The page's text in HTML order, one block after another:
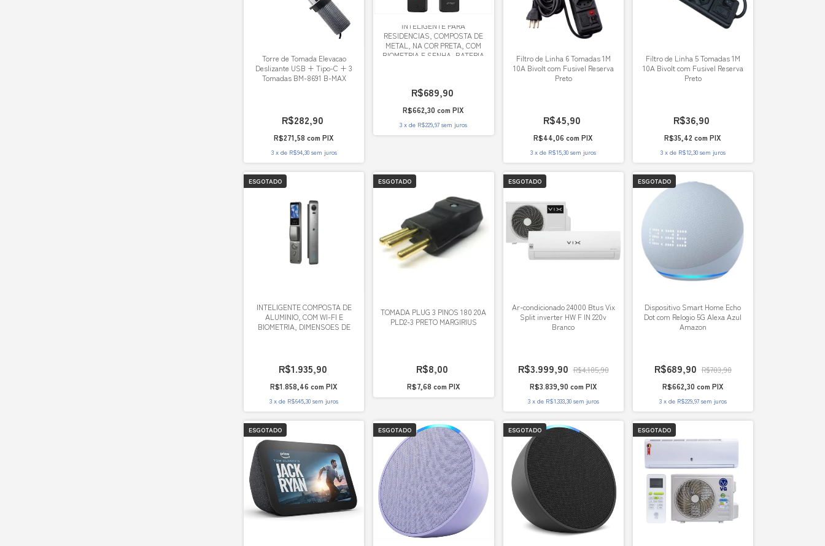
Torre de Tomada Elevacao
Deslizante USB + Tipo-C + 3
Tomadas BM-8691 B-MAX
R$282,90
R$271,58com PIX
3 x de R$94,30 sem juros
SA-FD-V300 - FECHADURA
INTELIGENTE PARA
RESIDENCIAS, COMPOSTA DE
METAL, NA COR PRETA, COM
BIOMETRIA E SENHA, BATERIA
R$689,90
R$662,30com PIX
3 xde R$229,97 sem juros
Filtro de Linha 6 Tomadas 1M
10A Bivolt com Fusivel Reserva
Preto
R$45,90
R$44,06com PIX
3 xde R$15,30 sem juros
Filtro de Linha 5 Tomadas 1M
10A Bivolt com Fusivel Reserva
Preto
R$36,90
R$35,42com PIX
3 x de R$12,30 sem juros
ESGOTADO
INTELIGENTE COMPOSTA DE
ALUMINIO, COM WI-FI E
BIOMETRIA, DIMENSOES DE
R$1.935,90
R$1.858,46com PIX
3 xde R$645,30 sem juros
ESGOTADO
TOMADA PLUG 3 PINOS 180 20A
PLD2-3 PRETO MARGIRIUS
R$8,00
R$7,68 com PIX
ESGOTADO
Ar-condicionado 24000 Btus Vix
Split inverter HW F IN 220v
Branco
R$3.999,90 R$4.185,90
R$3.839,90 com PIX
3 x de R$1.333,30 sem juros
ESGOTADO
Dispositivo Smart Home Echo
Dot com Relogio 5G Alexa Azul
Amazon
R$689,90 R$703,90
R$662,30 com PIX
3 x de R$229,97 sem juros
ESGOTADO ESGOTADO ESGOTADO ESGOTADO